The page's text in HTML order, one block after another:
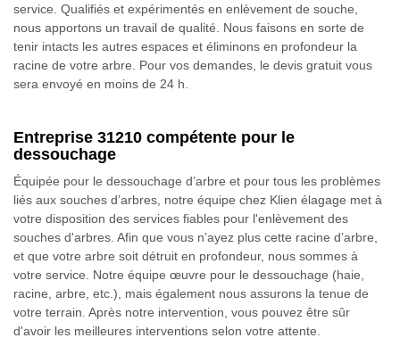
service. Qualifiés et expérimentés en enlèvement de souche,
nous apportons un travail de qualité. Nous faisons en sorte de
tenir intacts les autres espaces et éliminons en profondeur la
racine de votre arbre. Pour vos demandes, le devis gratuit vous
sera envoyé en moins de 24 h.
Entreprise 31210 compétente pour le
dessouchage
Équipée pour le dessouchage d’arbre et pour tous les problèmes
liés aux souches d’arbres, notre équipe chez Klien élagage met à
votre disposition des services fiables pour l'enlèvement des
souches d'arbres. Afin que vous n’ayez plus cette racine d’arbre,
et que votre arbre soit détruit en profondeur, nous sommes à
votre service. Notre équipe œuvre pour le dessouchage (haie,
racine, arbre, etc.), mais également nous assurons la tenue de
votre terrain. Après notre intervention, vous pouvez être sûr
d'avoir les meilleures interventions selon votre attente.